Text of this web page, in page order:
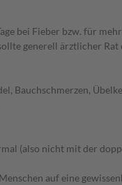
bei Fieber bzw. für
generell ärztlicher
Bauchschmerzen,
(also nicht mit der
auf eine